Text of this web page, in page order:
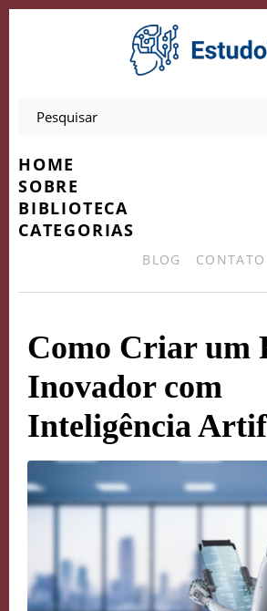
HOME
SOBRE
BIBLIOTECA
CATEGORIAS
BLOG CONTATO
Como Criar um
Inovador com
Inteligência